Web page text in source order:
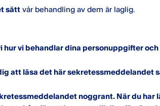
sättvår behandling av dem är laglig.
hur vi behandlar dina personuppgifter
att läsa det här sekretessmeddelandet
noggrant. När du har